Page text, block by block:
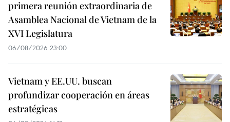
primera reunión extraordinaria de
Asamblea Nacional de Vietnam de la
XVI Legislatura
06/08/2026 23:00
Vietnam y EE.UU. buscan
profundizar cooperación en áreas
estratégicas